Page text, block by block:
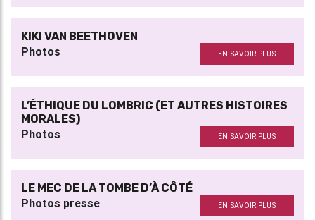
KIKI VAN BEETHOVEN
Photos EN SAVOIR PLUS
L’ÉTHIQUE DU LOMBRIC (ET AUTRES HISTOIRES
MORALES)
Photos EN SAVOIR PLUS
LE MEC DE LA TOMBE D’À CÔTÉ
Photos presse EN SAVOIR PLUS